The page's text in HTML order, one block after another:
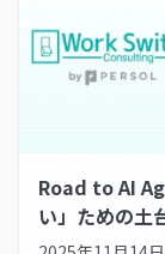
Road to AI
い」ための土